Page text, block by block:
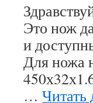
Это нож
и
Для ножа
… Читать